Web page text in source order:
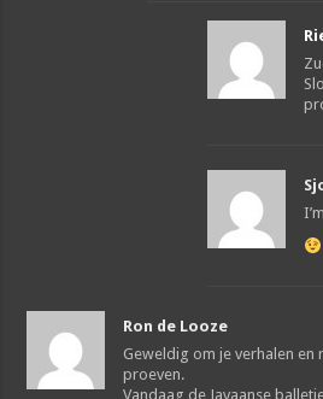
Ron de Looze
Geweldig om je verhalen en
proeven.
Vandaag de Javaanse